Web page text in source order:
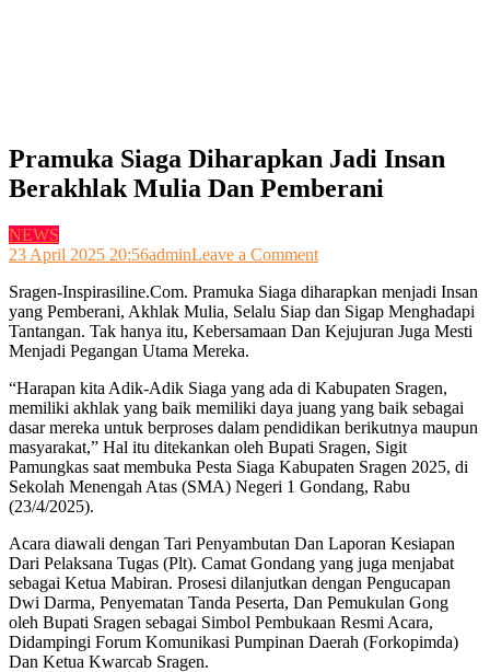
Pramuka Siaga Diharapkan Jadi Insan
Berakhlak Mulia Dan Pemberani
NEWS
23 April 2025 20:56adminLeave a Commenton
Siaga
Diharapkan
Jadi
Mulia
Dan
Pemberani
Sragen-Inspirasiline.Com. Pramuka Siaga diharapkan menjadi Insan
yang Pemberani, Akhlak Mulia, Selalu Siap dan Sigap Menghadapi
Tantangan. Tak hanya itu, Kebersamaan Dan Kejujuran Juga Mesti
Menjadi Pegangan Utama Mereka.
“Harapan kita Adik-Adik Siaga yang ada di Kabupaten Sragen,
memiliki akhlak yang baik memiliki daya juang yang baik sebagai
dasar mereka untuk berproses dalam pendidikan berikutnya maupun
masyarakat,” Hal itu ditekankan oleh Bupati Sragen, Sigit
Pamungkas saat membuka Pesta Siaga Kabupaten Sragen 2025, di
Sekolah Menengah Atas (SMA) Negeri 1 Gondang, Rabu
(23/4/2025).
Acara diawali dengan Tari Penyambutan Dan Laporan Kesiapan
Dari Pelaksana Tugas (Plt). Camat Gondang yang juga menjabat
sebagai Ketua Mabiran. Prosesi dilanjutkan dengan Pengucapan
Dwi Darma, Penyematan Tanda Peserta, Dan Pemukulan Gong
oleh Bupati Sragen sebagai Simbol Pembukaan Resmi Acara,
Didampingi Forum Komunikasi Pumpinan Daerah (Forkopimda)
Dan Ketua Kwarcab Sragen.